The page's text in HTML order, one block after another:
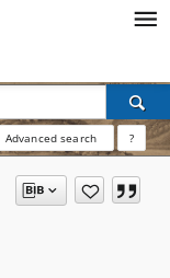
Advanced search ?